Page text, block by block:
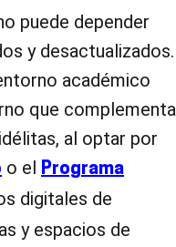
puede depender
y desactualizados.
académico
que complementa
al optar por
o el Programa
digitales de
y espacios de